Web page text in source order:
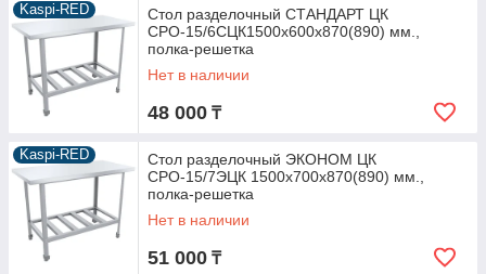
Kaspi-RED
Стол разделочный СТАНДАРТ ЦК
СРО-15/6СЦК1500х600х870(890) мм.,
полка-решетка
Нет в наличии
48 000 ₸
Kaspi-RED
Стол разделочный ЭКОНОМ ЦК
СРО-15/7ЭЦК 1500х700х870(890) мм.,
полка-решетка
Нет в наличии
51 000 ₸